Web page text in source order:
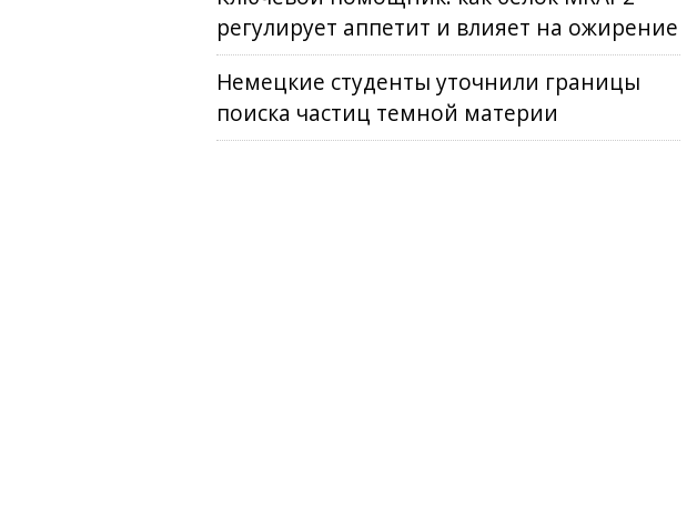
регулирует аппетит и влияет на ожирение
Немецкие студенты уточнили границы
поиска частиц темной материи